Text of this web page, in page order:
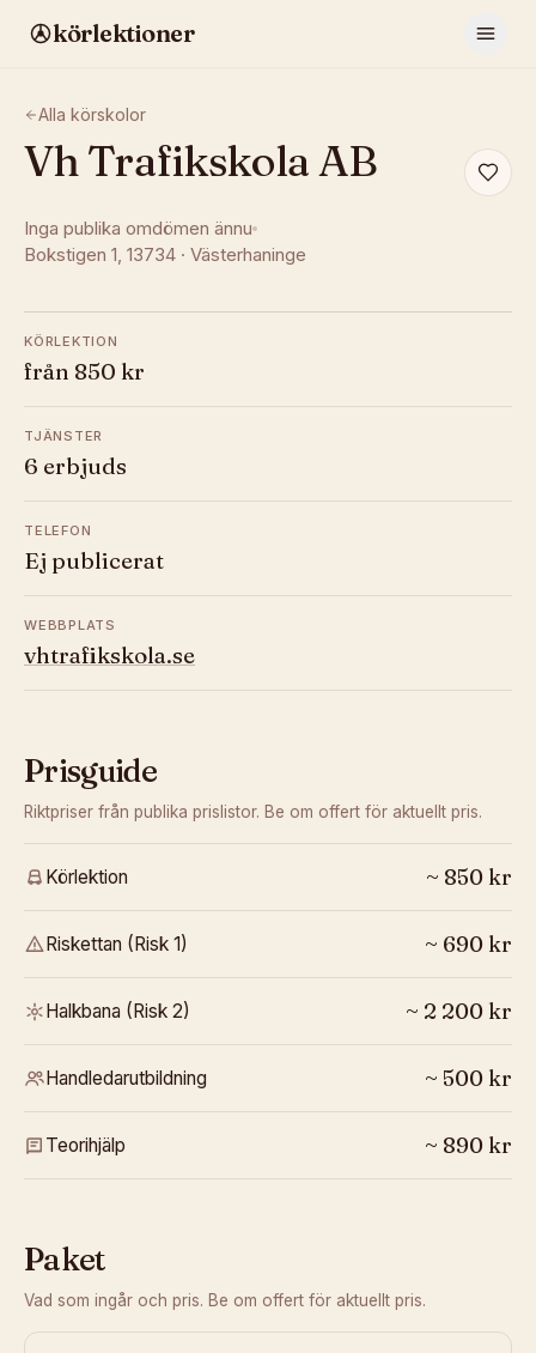
körlektioner
Alla körskolor
Vh Trafikskola AB
Inga publika omdömen ännu
Bokstigen 1, 13734 · Västerhaninge
KÖRLEKTION
från 850 kr
TJÄNSTER
6 erbjuds
TELEFON
Ej publicerat
WEBBPLATS
vhtrafikskola.se
Prisguide
Riktpriser från publika prislistor. Be om offert för aktuellt pris.
Körlektion ~ 850 kr
Riskettan (Risk 1) ~ 690 kr
Halkbana (Risk 2) ~ 2 200 kr
Handledarutbildning ~ 500 kr
Teorihjälp ~ 890 kr
Paket
Vad som ingår och pris. Be om offert för aktuellt pris.